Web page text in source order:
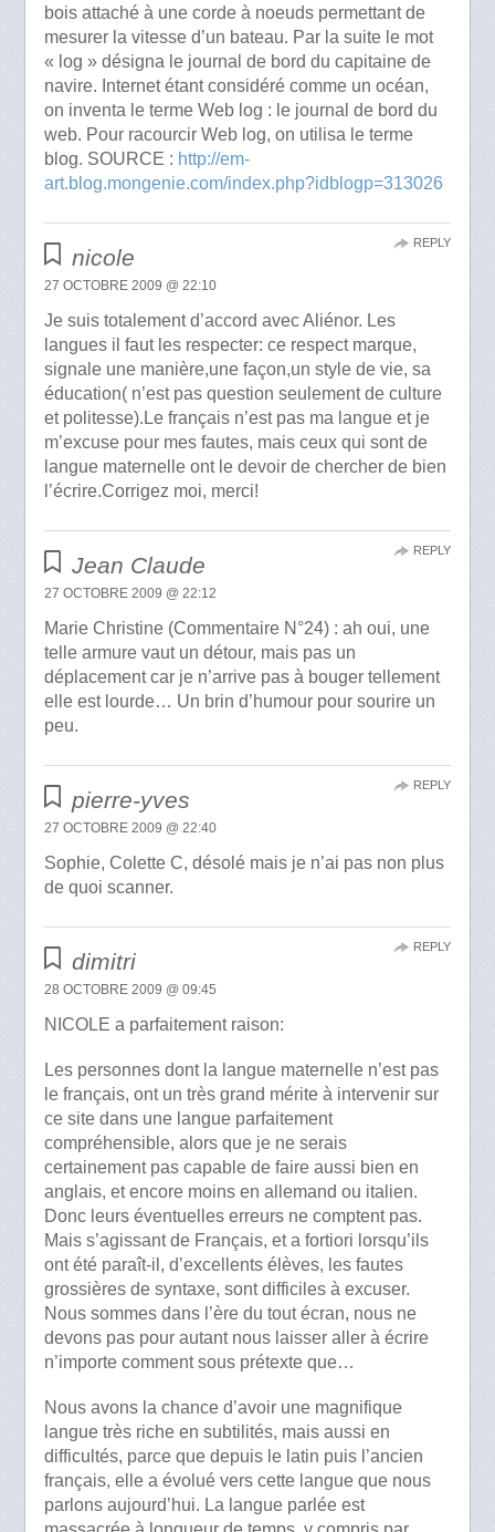
bois attaché à une corde à noeuds permettant de
mesurer la vitesse d’un bateau. Par la suite le mot
« log » désigna le journal de bord du capitaine de
navire. Internet étant considéré comme un océan,
on inventa le terme Web log : le journal de bord du
web. Pour racourcir Web log, on utilisa le terme
blog. SOURCE : http://em-
art.blog.mongenie.com/index.php?idblogp=313026
nicole
27 OCTOBRE 2009 @ 22:10
Je suis totalement d’accord avec Aliénor. Les
langues il faut les respecter: ce respect marque,
signale une manière,une façon,un style de vie, sa
éducation( n’est pas question seulement de culture
et politesse).Le français n’est pas ma langue et je
m’excuse pour mes fautes, mais ceux qui sont de
langue maternelle ont le devoir de chercher de bien
l’écrire.Corrigez moi, merci!
REPLY
Jean Claude
27 OCTOBRE 2009 @ 22:12
Marie Christine (Commentaire N°24) : ah oui, une
telle armure vaut un détour, mais pas un
déplacement car je n’arrive pas à bouger tellement
elle est lourde… Un brin d’humour pour sourire un
peu.
REPLY
pierre-yves
27 OCTOBRE 2009 @ 22:40
Sophie, Colette C, désolé mais je n’ai pas non plus
de quoi scanner.
REPLY
dimitri
28 OCTOBRE 2009 @ 09:45
NICOLE a parfaitement raison:
Les personnes dont la langue maternelle n’est pas
le français, ont un très grand mérite à intervenir sur
ce site dans une langue parfaitement
compréhensible, alors que je ne serais
certainement pas capable de faire aussi bien en
anglais, et encore moins en allemand ou italien.
Donc leurs éventuelles erreurs ne comptent pas.
Mais s’agissant de Français, et a fortiori lorsqu’ils
ont été paraît-il, d’excellents élèves, les fautes
grossières de syntaxe, sont difficiles à excuser.
Nous sommes dans l’ère du tout écran, nous ne
devons pas pour autant nous laisser aller à écrire
n’importe comment sous prétexte que…
Nous avons la chance d’avoir une magnifique
langue très riche en subtilités, mais aussi en
difficultés, parce que depuis le latin puis l’ancien
français, elle a évolué vers cette langue que nous
parlons aujourd’hui. La langue parlée est
REPLY